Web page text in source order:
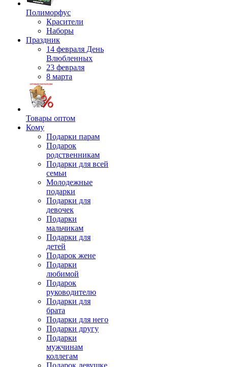
Полиморфус
Красители
Наборы
Праздник
14 февраля День
Влюбленных
23 февраля
8 марта
Товары оптом
Кому
Подарки парам
Подарок
родственникам
Подарки для всей
семьи
Молодежные
подарки
Подарки для
девочек
Подарки
мальчикам
Подарки для
детей
Подарок жене
Подарки
любимой
Подарок
руководителю
Подарки для
брата
Подарки для него
Подарки другу
Подарки
мужчинам
коллегам
Подарок девушке